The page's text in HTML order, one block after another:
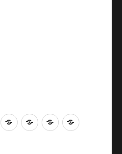
StrategieAnalyseAbout